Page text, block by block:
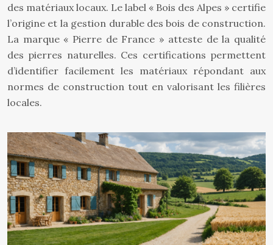
des matériaux locaux. Le label « Bois des Alpes » certifie
l’origine et la gestion durable des bois de construction.
La marque « Pierre de France » atteste de la qualité
des pierres naturelles. Ces certifications permettent
d’identifier facilement les matériaux répondant aux
normes de construction tout en valorisant les filières
locales.